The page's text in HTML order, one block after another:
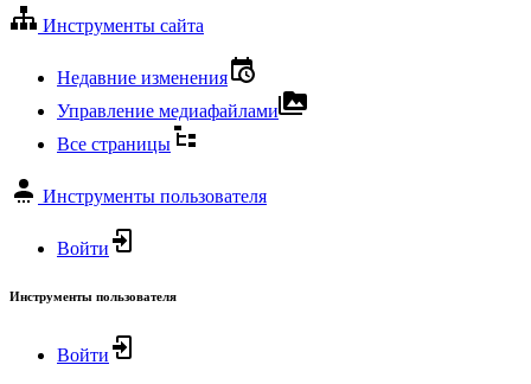
Инструменты сайта
Недавние изменения
Управление медиафайлами
Все страницы
Инструменты пользователя
Войти
Инструменты пользователя
Войти